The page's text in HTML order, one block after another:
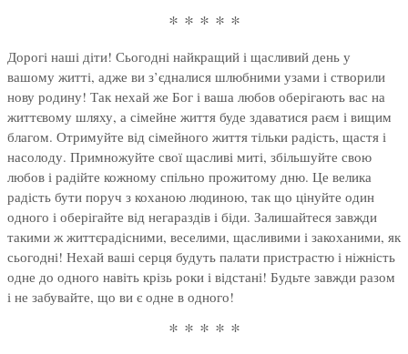
* * * * *
Дорогі наші діти! Сьогодні найкращий і щасливий день у
вашому житті, адже ви з’єдналися шлюбними узами і створили
нову родину! Так нехай же Бог і ваша любов оберігають вас на
життєвому шляху, а сімейне життя буде здаватися раєм і вищим
благом. Отримуйте від сімейного життя тільки радість, щастя і
насолоду. Примножуйте свої щасливі миті, збільшуйте свою
любов і радійте кожному спільно прожитому дню. Це велика
радість бути поруч з коханою людиною, так що цінуйте один
одного і оберігайте від негараздів і біди. Залишайтеся завжди
такими ж життєрадісними, веселими, щасливими і закоханими, як
сьогодні! Нехай ваші серця будуть палати пристрастю і ніжність
одне до одного навіть крізь роки і відстані! Будьте завжди разом
і не забувайте, що ви є одне в одного!
* * * * *